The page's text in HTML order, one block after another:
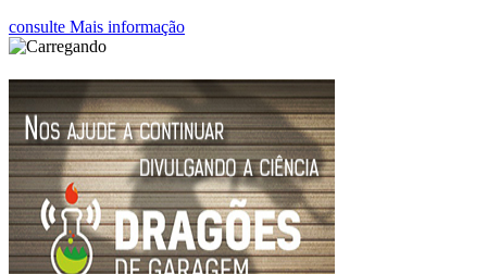
consulte Mais informação